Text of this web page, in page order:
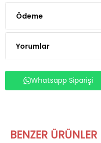
Ödeme
Yorumlar
Whatsapp Siparişi
BENZER ÜRÜNLER